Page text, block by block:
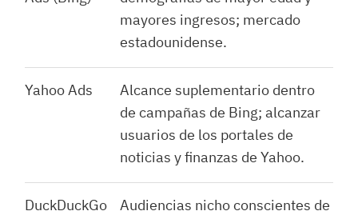
mayores ingresos; mercado
estadounidense.
Yahoo Ads
Alcance suplementario dentro
de campañas de Bing; alcanzar
usuarios de los portales de
noticias y finanzas de Yahoo.
DuckDuckGo
Audiencias nicho conscientes de